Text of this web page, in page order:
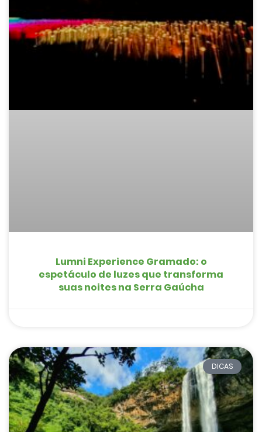
Lumni Experience Gramado: o
espetáculo de luzes que transforma
suas noites na Serra Gaúcha
DICAS